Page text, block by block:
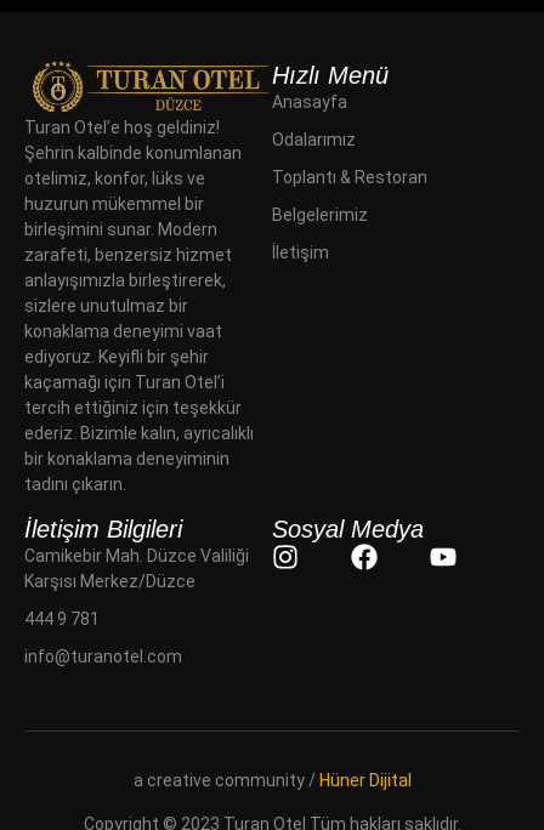
Turan Otel’e hoş geldiniz!
Şehrin kalbinde konumlanan
otelimiz, konfor, lüks ve
huzurun mükemmel bir
birleşimini sunar. Modern
zarafeti, benzersiz hizmet
anlayışımızla birleştirerek,
sizlere unutulmaz bir
konaklama deneyimi vaat
ediyoruz. Keyifli bir şehir
kaçamağı için Turan Otel’i
tercih ettiğiniz için teşekkür
ederiz. Bizimle kalın, ayrıcalıklı
bir konaklama deneyiminin
tadını çıkarın.
Hızlı Menü
Anasayfa
Odalarımız
Toplantı & Restoran
Belgelerimiz
İletişim
İletişim Bilgileri
Camikebir Mah. Düzce Valiliği
Karşısı Merkez/Düzce
444 9 781
info@turanotel.com
Sosyal Medya
a creative community / Hüner Dijital
Copyright © 2023 Turan Otel Tüm hakları saklıdır.